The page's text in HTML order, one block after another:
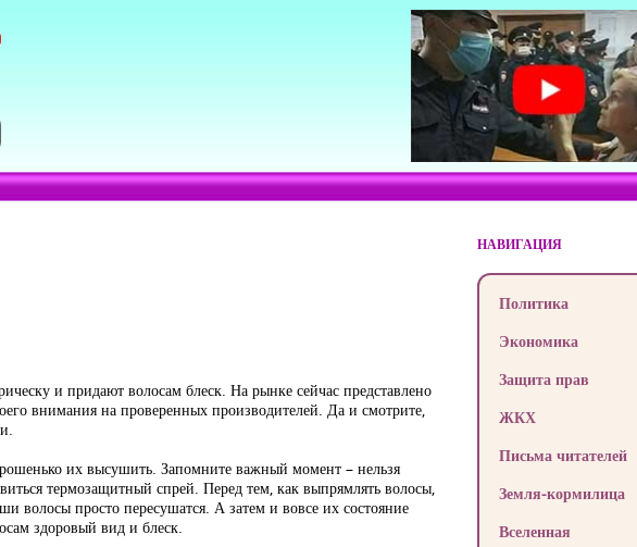
и придают волосам блеск. На рынке сейчас представлено
внимания на проверенных производителей. Да и смотрите,
их высушить. Запомните важный момент – нельзя
термозащитный спрей. Перед тем, как выпрямлять волосы,
волосы просто пересушатся. А затем и вовсе их состояние
здоровый вид и блеск.
НАВИГАЦИЯ
Политика
Экономика
Защита прав
ЖКХ
Письма читателей
Земля-кормилица
Вселенная